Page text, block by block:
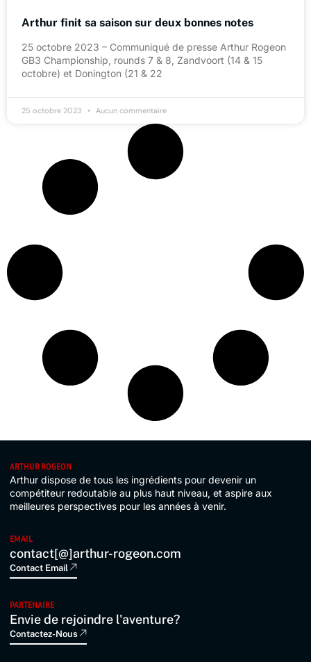
Arthur finit sa saison sur deux bonnes notes
25 octobre 2023 – Communiqué de presse Arthur Rogeon
GB3 Championship, rounds 7 & 8, Zandvoort (14 & 15
octobre) et Donington (21 & 22
25 octobre 2023 Aucun commentaire
ARTHUR ROGEON
Arthur dispose de tous les ingrédients pour devenir un
compétiteur redoutable au plus haut niveau, et aspire aux
meilleures perspectives pour les années à venir.
EMAIL
contact[@]arthur-rogeon.com
Contact Email
PARTENAIRE
Envie de rejoindre l'aventure?
Contactez-Nous